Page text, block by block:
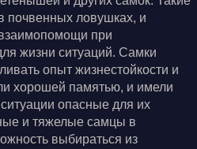
почвенных ловушках, и
при
жизни ситуаций. Самки
опыт жизнестойкости и
хорошей памятью, и имели
опасные для их
и тяжелые самцы в
выбираться из